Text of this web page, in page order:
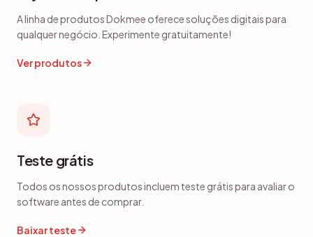
funcionalidade combinada é o que
realmente me agrada: uma solução
ferramenta profissional de
A linha de produtos Dokmee oferece soluções digitais para
qualquer negócio. Experimente gratuitamente!
Ver produtos
Teste grátis
Todos os nossos produtos incluem teste grátis para avaliar o
software antes de comprar.
Baixar teste